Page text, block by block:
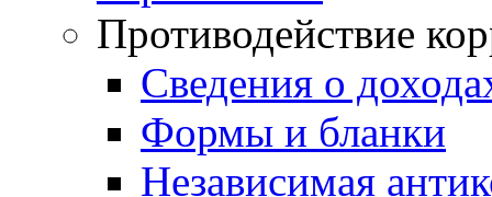
Противодействие
Сведения о
Формы и бланки
Независимая